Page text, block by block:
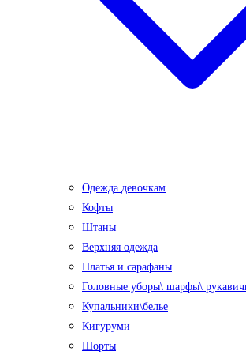
Одежда девочкам
Кофты
Штаны
Верхняя одежда
Платья и сарафаны
Головные уборы\ шарфы\
Купальники\белье
Кигуруми
Шорты